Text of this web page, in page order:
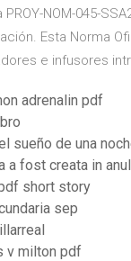
NOM-045-
Esta Norma
e infusores
adrenalin pdf
sueño de una
a fost creata in anul
short story
sep
v milton pdf